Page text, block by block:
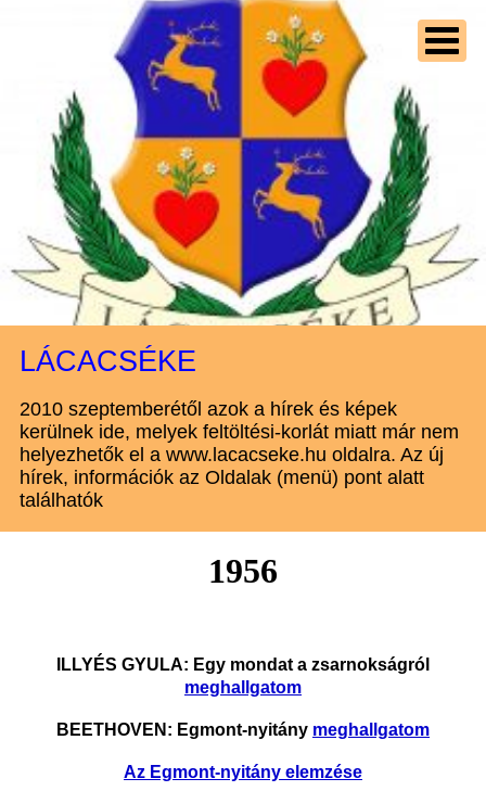
LÁCACSÉKE
2010 szeptemberétől azok a hírek és képek
kerülnek ide, melyek feltöltési-korlát miatt már nem
helyezhetők el a www.lacacseke.hu oldalra. Az új
hírek, információk az Oldalak (menü) pont alatt
találhatók
1956
ILLYÉS GYULA: Egy mondat a zsarnokságról
meghallgatom
BEETHOVEN: Egmont-nyitány meghallgatom
Az Egmont-nyitány elemzése